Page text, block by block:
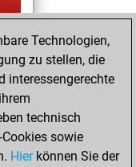
a
Technologien,
zu stellen, die
interessengerechte
technisch
sowie
Hierkönnen Sie der